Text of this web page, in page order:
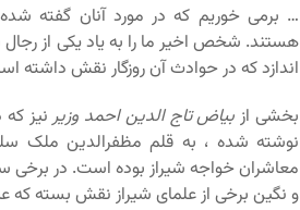
… برمی خوریم که در مورد آنان گفته
هستند. شخص اخیر ما را به یاد یکی از رجال
اندازد که در حوادث آن روزگار نقش داشته
بخشی از بیاض تاج الدین احمد وزیرنیز
نوشته شده ، به قلم مظفرالدین ملک
معاشران خواجه شیراز بوده است. در برخی
و نگین برخی از علمای شیراز نقش بسته که